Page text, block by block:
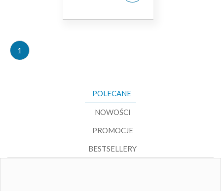
1
POLECANE
NOWOŚCI
PROMOCJE
BESTSELLERY